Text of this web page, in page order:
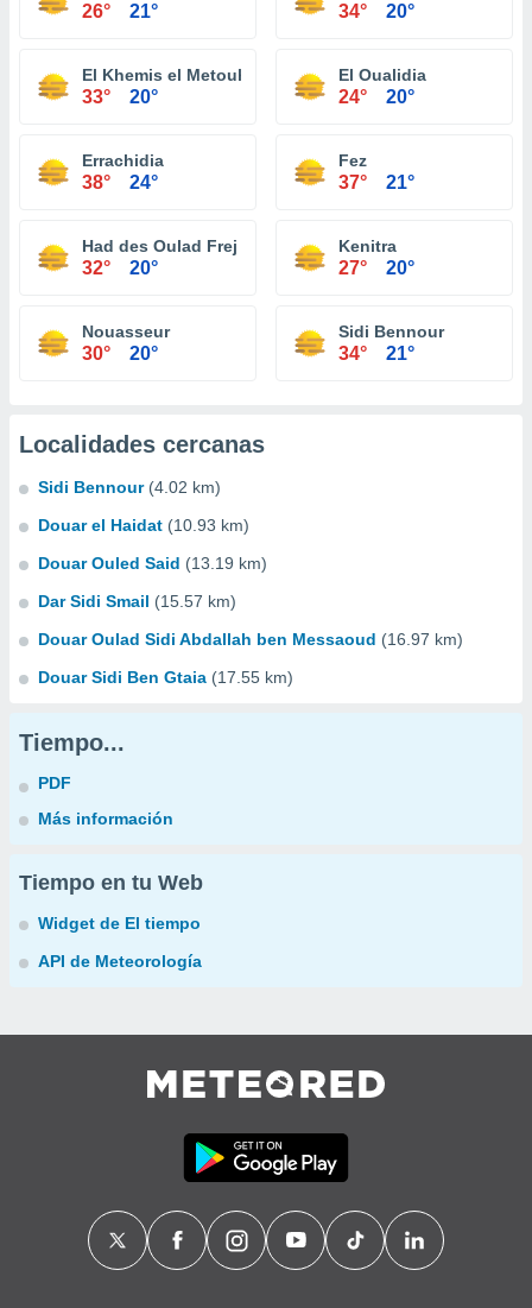
26° 21° 34° 20°
El Khemis el Metouh
33° 20°
El Oualidia
24° 20°
Errachidia
38° 24°
Fez
37° 21°
Had des Oulad Frej
32° 20°
Kenitra
27° 20°
Nouasseur
30° 20°
Sidi Bennour
34° 21°
Localidades cercanas
Sidi Bennour (4.02 km)
Douar el Haidat (10.93 km)
Douar Ouled Said (13.19 km)
Dar Sidi Smail (15.57 km)
Douar Oulad Sidi Abdallah ben Messaoud (16.97 km)
Douar Sidi Ben Gtaia (17.55 km)
Tiempo...
PDF
Más información
Tiempo en tu Web
Widget de El tiempo
API de Meteorología